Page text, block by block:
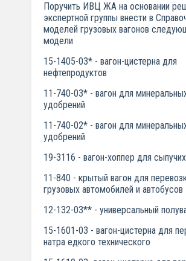
Поручить ИВЦ ЖА на основании
экспертной группы внести в
моделей грузовых вагонов
модели
15-1405-03* - вагон-цистерна для
нефтепродуктов
11-740-03* - вагон для
удобрений
11-740-02* - вагон для
удобрений
19-3116 - вагон-хоппер для
11-840 - крытый вагон для
грузовых автомобилей и автобусов
12-132-03** - универсальный
15-1601-03 - вагон-цистерна для
натра едкого технического